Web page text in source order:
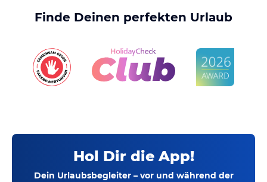
Finde Deinen perfekten Urlaub
Hol Dir die App!
Dein Urlaubsbegleiter – vor und während der